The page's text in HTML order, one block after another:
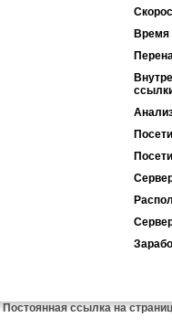
Время
Постоянная ссылка на